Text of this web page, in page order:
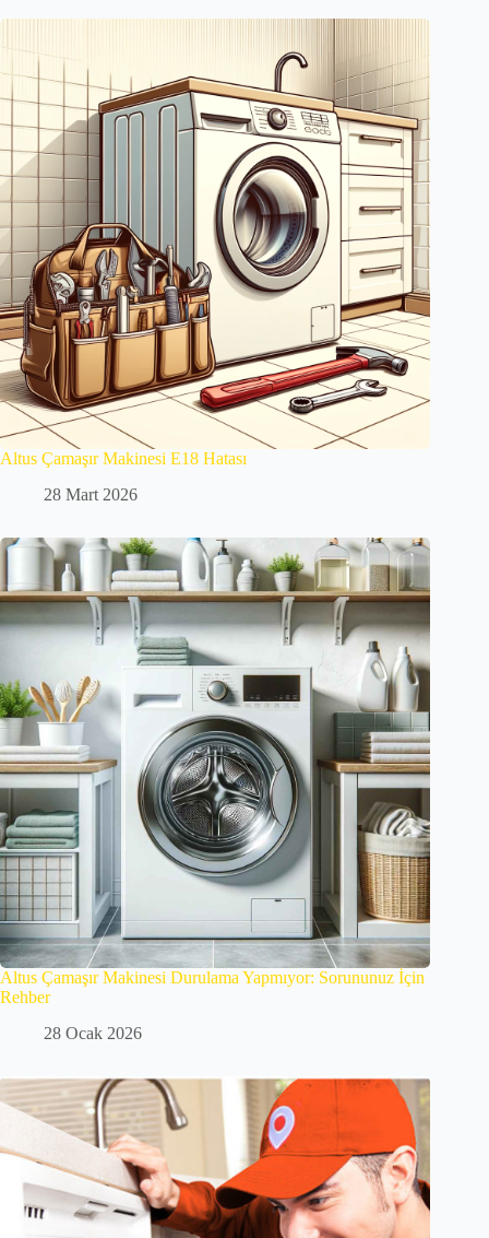
Altus Çamaşır Makinesi E18 Hatası
28 Mart 2026
Altus Çamaşır Makinesi Durulama Yapmıyor: Sorununuz İçin
Rehber
28 Ocak 2026